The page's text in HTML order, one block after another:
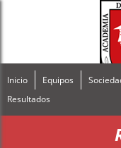
Inicio Equipos
Resultados